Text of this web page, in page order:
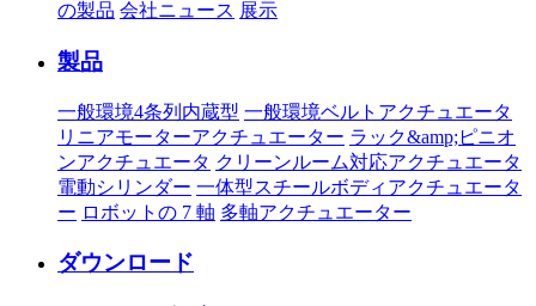
の製品 会社ニュース 展示
製品
一般環境4条列内蔵型 一般環境ベルトアクチュエータ
リニアモーターアクチュエーター ラック&amp;ピニオ
ンアクチュエータ クリーンルーム対応アクチュエータ
電動シリンダー 一体型スチールボディアクチュエータ
ー ロボットの 7 軸 多軸アクチュエーター
ダウンロード